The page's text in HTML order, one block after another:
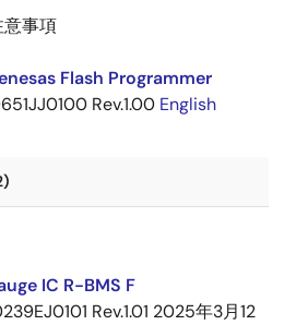
事項
Flash Programmer
Rev.1.00 English
IC R-BMS F
Rev.1.01 2025年3月12